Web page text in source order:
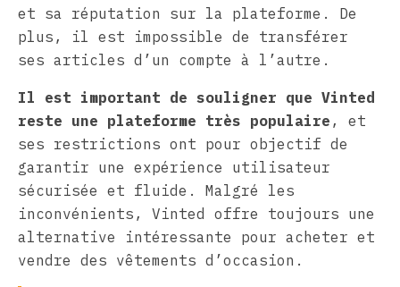
et sa réputation sur la plateforme. De
plus, il est impossible de transférer
ses articles d’un compte à l’autre.
Il est important de souligner que Vinted
reste une plateforme très populaire , et
ses restrictions ont pour objectif de
garantir une expérience utilisateur
sécurisée et fluide. Malgré les
inconvénients, Vinted offre toujours une
alternative intéressante pour acheter et
vendre des vêtements d’occasion.